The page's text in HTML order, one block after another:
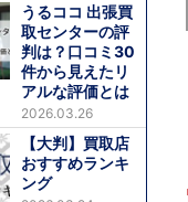
うるココ 出張買
取センターの評
判は？口コミ30
件から見えたリ
アルな評価とは
2026.03.26
【大判】買取店
おすすめランキ
ング